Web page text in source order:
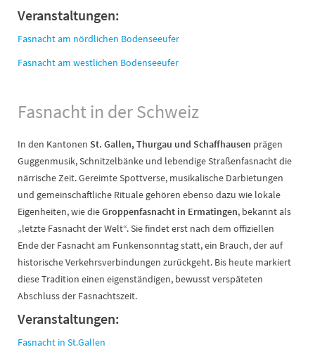
Veranstaltungen:
Fasnacht am nördlichen Bodenseeufer
Fasnacht am westlichen Bodenseeufer
Fasnacht in der Schweiz
In den Kantonen St. Gallen, Thurgau und Schaffhausen prägen
Guggenmusik, Schnitzelbänke und lebendige Straßenfasnacht die
närrische Zeit. Gereimte Spottverse, musikalische Darbietungen
und gemeinschaftliche Rituale gehören ebenso dazu wie lokale
Eigenheiten, wie dieGroppenfasnacht in Ermatingen, bekannt als
„letzte Fasnacht der Welt“. Sie findet erst nach dem offiziellen
Ende der Fasnacht am Funkensonntag statt, ein Brauch, der auf
historische Verkehrsverbindungen zurückgeht. Bis heute markiert
diese Tradition einen eigenständigen, bewusst verspäteten
Abschluss der Fasnachtszeit.
Veranstaltungen:
Fasnacht in St.Gallen